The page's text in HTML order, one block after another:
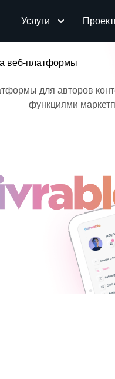
Услуги
для авторов
функциями
веб-платформы